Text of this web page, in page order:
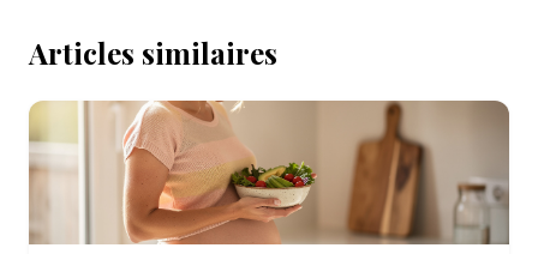
Articles similaires